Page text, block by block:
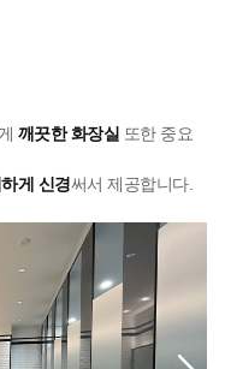
깨끗한 화장실 또한 중요
게 신경써서 제공합니다.